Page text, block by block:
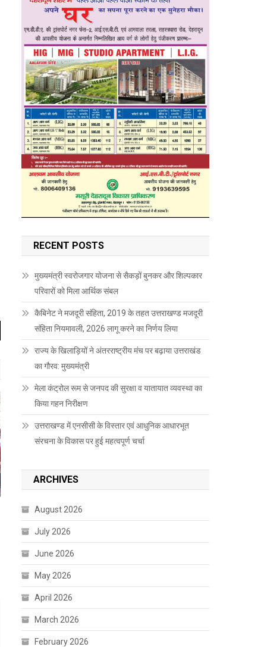
RECENT POSTS
मुख्यमंत्री स्वरोजगार योजना से सैकड़ों बुनकर और शिल्पकार
परिवारों को मिला आर्थिक संबल
कैबिनेट ने मजदूरी संहिता, 2019 के तहत उत्तराखण्ड मजदूरी
संहिता नियमावली, 2026 लागू करने का निर्णय लिया
राज्य के खिलाड़ियों ने अंतरराष्ट्रीय मंच पर बढ़ाया उत्तराखंड
का गौरव: मुख्यमंत्री
मेला कंट्रोल रूम से जनपद की सुरक्षा व यातायात व्यवस्था का
किया गहन निरीक्षण
उत्तराखण्ड में एनसीसी के विस्तार एवं आधुनिक आधारभूत
संरचना के विकास पर हुई महत्वपूर्ण चर्चा
ARCHIVES
August 2026
July 2026
June 2026
May 2026
April 2026
March 2026
February 2026